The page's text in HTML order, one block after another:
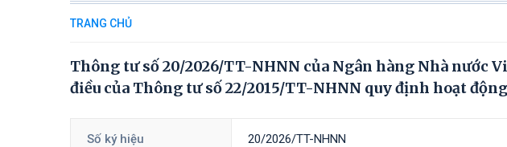
TRANG CHỦ
Thông tư số 20/2026/TT-NHNN của Ngân hàng Nhà nước
điều của Thông tư số 22/2015/TT-NHNN quy định hoạt
Số ký hiệu 20/2026/TT-NHNN